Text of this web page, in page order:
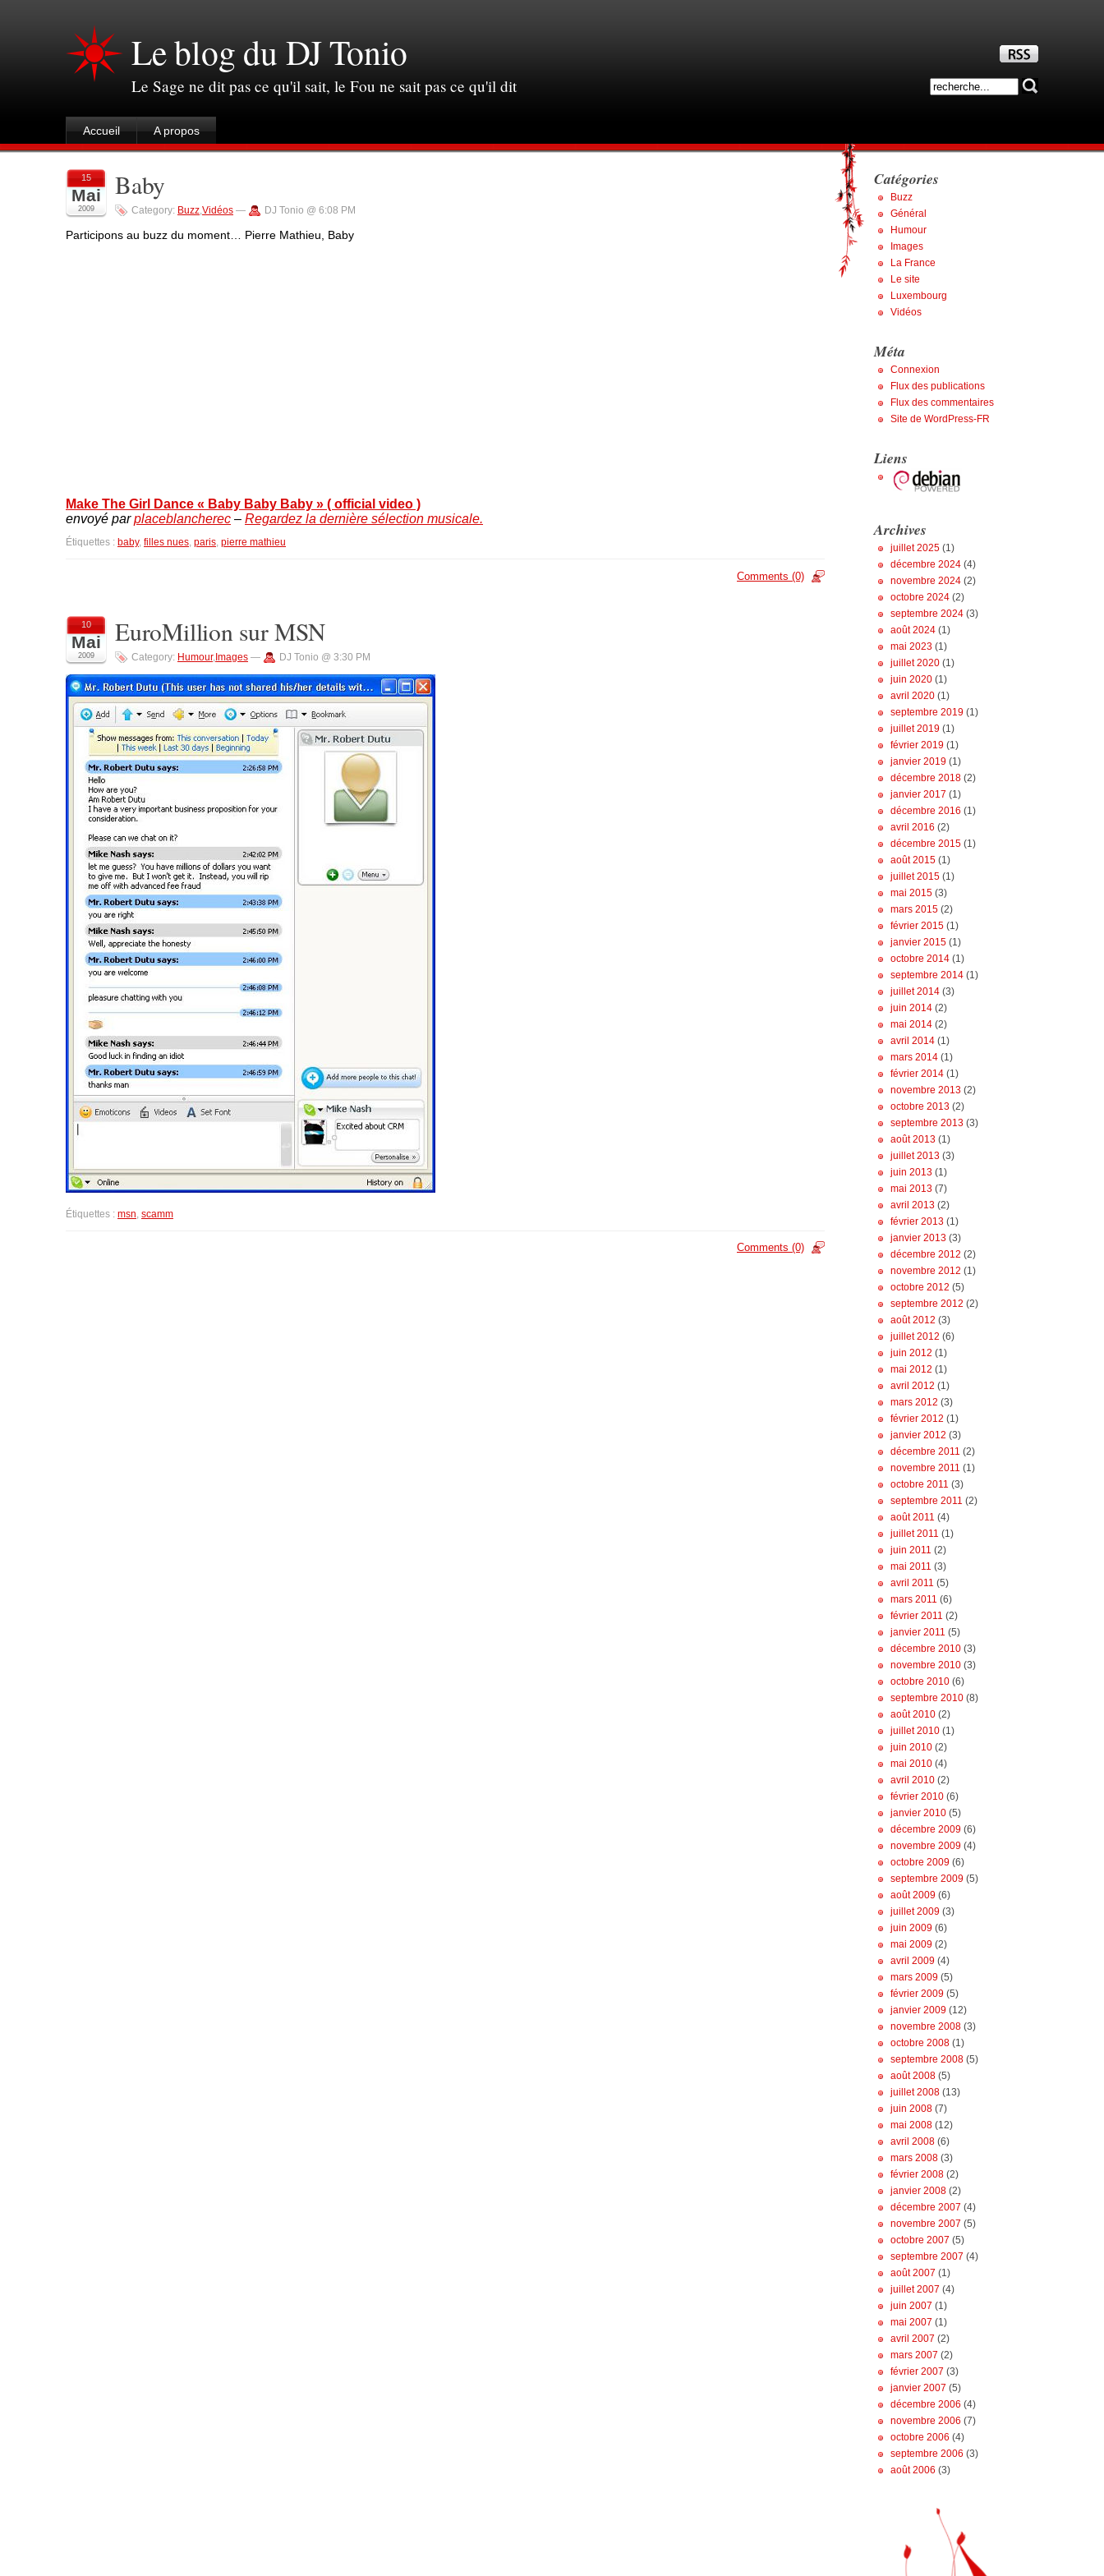
Le blog du DJ Tonio
Le Sage ne dit pas ce qu'il sait, le Fou ne sait pas ce qu'il dit
Accueil A propos
15
Mai
2009
Baby
Category: Buzz,Vidéos — DJ Tonio @ 6:08 PM
Participons au buzz du moment… Pierre Mathieu, Baby
Make The Girl Dance « Baby Baby Baby » ( official video )
envoyé parplaceblancherec – Regardez la dernière sélection musicale.
Étiquettes : baby, filles nues paris pierre mathieu
Comments (0)
10
Mai
2009
EuroMillion sur MSN
Category: Humour, Images — DJ Tonio @ 3:30 PM
Étiquettes : msn scamm
Comments (0)
Catégories
Buzz
Général
Humour
Images
La France
Le site
Luxembourg
Vidéos
Méta
Connexion
Flux des publications
Flux des commentaires
Site de WordPress-FR
Liens
Archives
juillet 2025 (1)
décembre 2024 (4)
novembre 2024 (2)
octobre 2024 (2)
septembre 2024 (3)
août 2024 (1)
mai 2023 (1)
juillet 2020 (1)
juin 2020 (1)
avril 2020 (1)
septembre 2019 (1)
juillet 2019 (1)
février 2019 (1)
janvier 2019 (1)
décembre 2018 (2)
janvier 2017 (1)
décembre 2016 (1)
avril 2016 (2)
décembre 2015 (1)
août 2015 (1)
juillet 2015 (1)
mai 2015 (3)
mars 2015 (2)
février 2015 (1)
janvier 2015 (1)
octobre 2014 (1)
septembre 2014 (1)
juillet 2014 (3)
juin 2014 (2)
mai 2014 (2)
avril 2014 (1)
mars 2014 (1)
février 2014 (1)
novembre 2013 (2)
octobre 2013 (2)
septembre 2013 (3)
août 2013 (1)
juillet 2013 (3)
juin 2013 (1)
mai 2013 (7)
avril 2013 (2)
février 2013 (1)
janvier 2013 (3)
décembre 2012 (2)
novembre 2012 (1)
octobre 2012 (5)
septembre 2012 (2)
août 2012 (3)
juillet 2012 (6)
juin 2012 (1)
mai 2012 (1)
avril 2012 (1)
mars 2012 (3)
février 2012 (1)
janvier 2012 (3)
décembre 2011 (2)
novembre 2011 (1)
octobre 2011 (3)
septembre 2011 (2)
août 2011 (4)
juillet 2011 (1)
juin 2011 (2)
mai 2011 (3)
avril 2011 (5)
mars 2011 (6)
février 2011 (2)
janvier 2011 (5)
décembre 2010 (3)
novembre 2010 (3)
octobre 2010 (6)
septembre 2010 (8)
août 2010 (2)
juillet 2010 (1)
juin 2010 (2)
mai 2010 (4)
avril 2010 (2)
février 2010 (6)
janvier 2010 (5)
décembre 2009 (6)
novembre 2009 (4)
octobre 2009 (6)
septembre 2009 (5)
août 2009 (6)
juillet 2009 (3)
juin 2009 (6)
mai 2009 (2)
avril 2009 (4)
mars 2009 (5)
février 2009 (5)
janvier 2009 (12)
novembre 2008 (3)
octobre 2008 (1)
septembre 2008 (5)
août 2008 (5)
juillet 2008 (13)
juin 2008 (7)
mai 2008 (12)
avril 2008 (6)
mars 2008 (3)
février 2008 (2)
janvier 2008 (2)
décembre 2007 (4)
novembre 2007 (5)
octobre 2007 (5)
septembre 2007 (4)
août 2007 (1)
juillet 2007 (4)
juin 2007 (1)
mai 2007 (1)
avril 2007 (2)
mars 2007 (2)
février 2007 (3)
janvier 2007 (5)
décembre 2006 (4)
novembre 2006 (7)
octobre 2006 (4)
septembre 2006 (3)
août 2006 (3)